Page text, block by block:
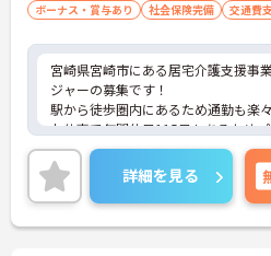
ボーナス・賞与あり
社会保険完備 交通費
宮崎県宮崎市にある居宅介護支援事
ジャーの募集です！
駅から徒歩圏内にあるため通勤も楽
お仕事で年間休日115日もあるため
の両立を目指す方におすすめの環境
としたフォロー体制で、経験に関わら
タートできます。現場経験のない方
できる職場ですよ◎
こちらの求人にご興味がございまし
詳細を見る